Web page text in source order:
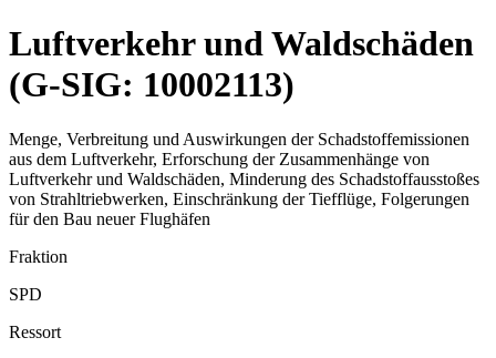
Luftverkehr und Waldschäden
(G-SIG: 10002113)
Menge, Verbreitung und Auswirkungen der Schadstoffemissionen
aus dem Luftverkehr, Erforschung der Zusammenhänge von
Luftverkehr und Waldschäden, Minderung des Schadstoffausstoßes
von Strahltriebwerken, Einschränkung der Tiefflüge, Folgerungen
für den Bau neuer Flughäfen
Fraktion
SPD
Ressort